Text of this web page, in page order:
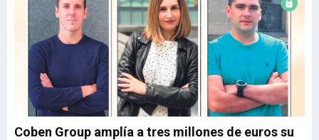
Coben Group amplía a tres millones de euros su